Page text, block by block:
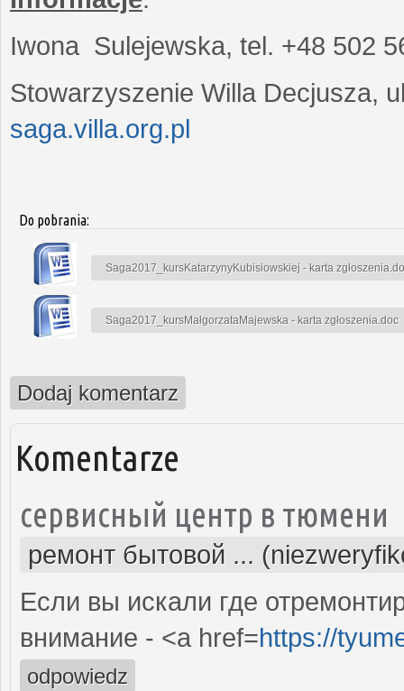
Iwona Sulejewska, tel. +48 502
Stowarzyszenie Willa Decjusza,
saga.villa.org.pl
Do pobrania:
Saga2017_kursKatarzynyKubisiowskiej - karta
Saga2017_kursMałgorzataMajewska - karta zgłoszenia.doc
Dodaj komentarz
Komentarze
сервисный центр в тюмени
ремонт бытовой ...
Если вы искали где
внимание - <a href=https://
odpowiedz